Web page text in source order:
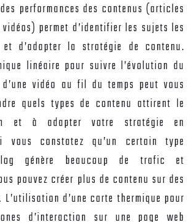
performances des contenus (articles
permet d’identifier les sujets les
d’adapter la stratégie de contenu.
linéaire pour suivre l’évolution du
vidéo au fil du temps peut vous
quels types de contenu attirent le
et à adapter votre stratégie en
vous constatez qu’un certain type
génère beaucoup de trafic et
pouvez créer plus de contenu sur des
d’une carte thermique pour
d’interaction sur une page web